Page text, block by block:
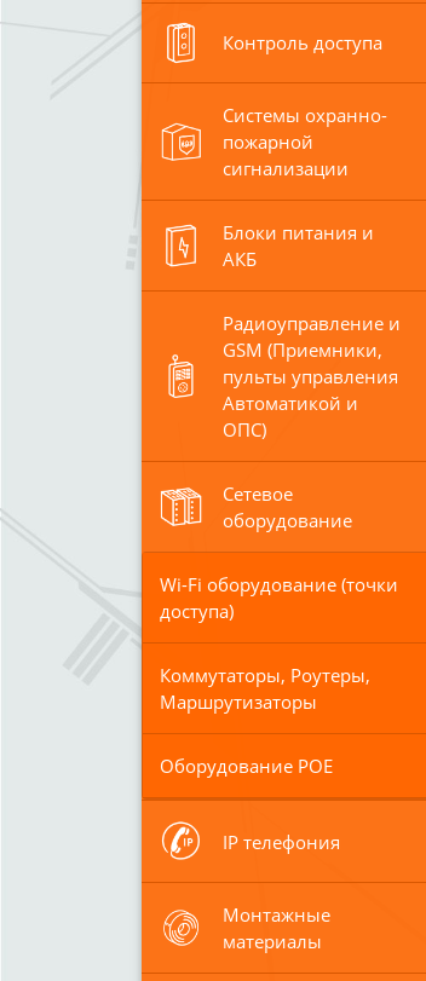
Контроль доступа
Системы охранно-
пожарной
сигнализации
Блоки питания и
АКБ
Радиоуправление и
GSM (Приемники,
пульты управления
Автоматикой и
ОПС)
Сетевое
оборудование
Wi-Fi оборудование (точки
доступа)
Коммутаторы, Роутеры,
Маршрутизаторы
Оборудование POE
IP телефония
Монтажные
материалы